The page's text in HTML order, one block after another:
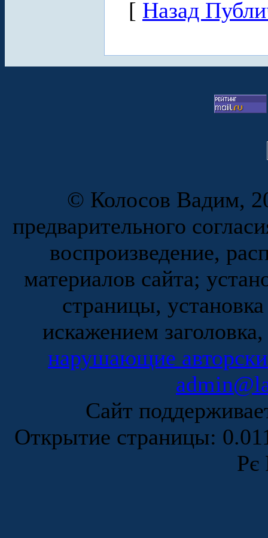
[ Назад
© Колосов Вадим,
предварительного
воспроизведение,
материалов сайта;
страницы,
искажением
нарушающие
Сайт
Открытие страницы:
Рє